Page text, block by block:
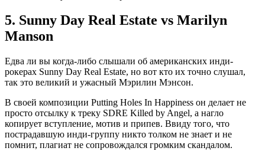
5. Sunny Day Real Estate vs Marilyn
Manson
Едва ли вы когда-либо слышали об американских инди-
рокерах Sunny Day Real Estate, но вот кто их точно слушал,
так это великий и ужасный Мэрилин Мэнсон.
В своей композиции Putting Holes In Happiness он делает не
просто отсылку к треку SDRE Killed by Angel, а нагло
копирует вступление, мотив и припев. Ввиду того, что
пострадавшую инди-группу никто толком не знает и не
помнит, плагиат не сопровождался громким скандалом.